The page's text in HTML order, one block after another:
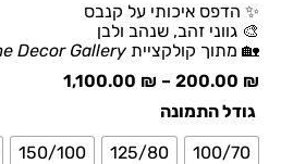
✨ הדפס איכותי על קנבס
🎨 גווני זהב, שנהב ולבן
🏡 מתוך קולקציית Decor Gallery
200.00 ₪
–
1,100.00 ₪
גודל התמונה
100/70
125/80
150/100